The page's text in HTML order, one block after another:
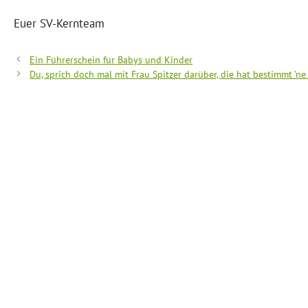
Euer SV-Kernteam
Ein Führerschein für Babys und Kinder
Du, sprich doch mal mit Frau Spitzer darüber, die hat bestimmt